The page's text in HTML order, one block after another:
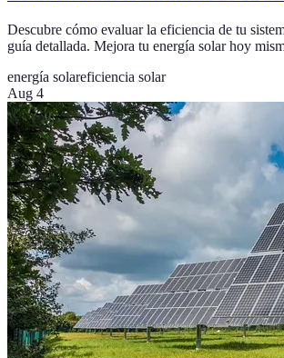
Descubre cómo evaluar la eficiencia de tu
guía detallada. Mejora tu energía solar hoy
energía solareficiencia solar
Aug 4